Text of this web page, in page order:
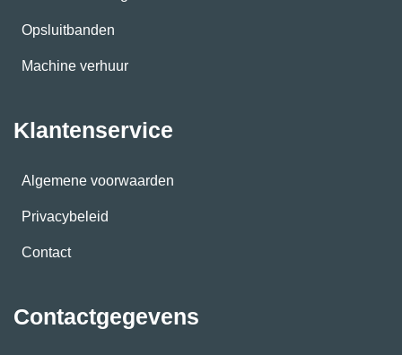
Opsluitbanden
Machine verhuur
Klantenservice
Algemene voorwaarden
Privacybeleid
Contact
Contactgegevens